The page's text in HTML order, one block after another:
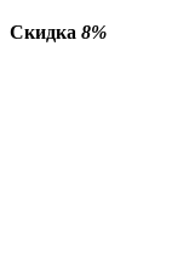
Скидка 8%